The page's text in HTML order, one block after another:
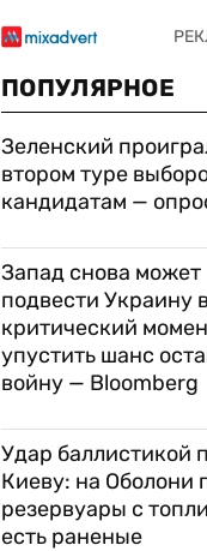
ПОПУЛЯРНОЕ
Зеленский
втором туре
кандидатам —
Запад снова может
подвести Украину в
критический
упустить шанс
войну — Bloomberg
Удар баллистикой
Киеву: на Оболони
резервуары с
есть раненые